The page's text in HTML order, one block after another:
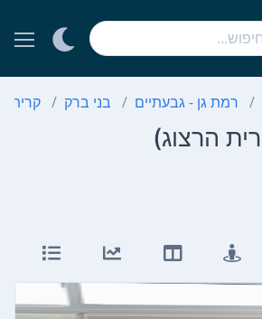
רמת גן - גבעתיים בני ברק קרית